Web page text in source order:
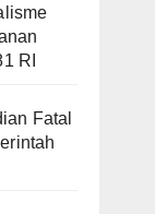
RI
Fatal